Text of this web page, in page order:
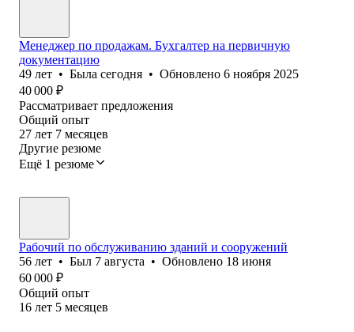
Менеджер по продажам. Бухгалтер на первичную
документацию
49 лет • Была сегодня • Обновлено 6 ноября 2025
40 000 ₽
Рассматривает предложения
Общий опыт
27 лет 7 месяцев
Другие резюме
Ещё 1 резюме
Рабочий по обслуживанию зданий и сооружений
56 лет • Был 7 августа • Обновлено 18 июня
60 000 ₽
Общий опыт
16 лет 5 месяцев